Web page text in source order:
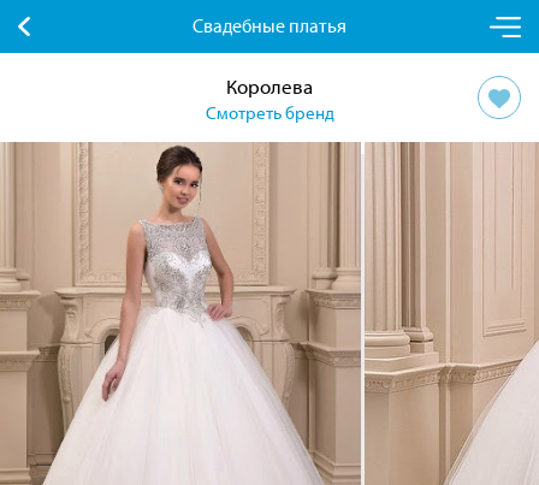
Свадебные платья
Королева
Смотреть бренд